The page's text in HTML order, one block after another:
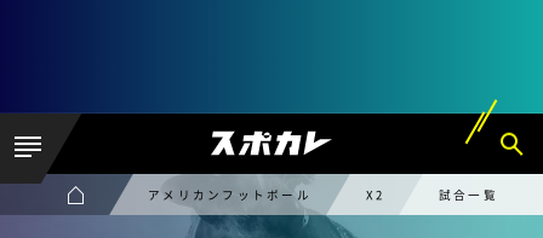
アメリカンフットボール X2 試合一覧